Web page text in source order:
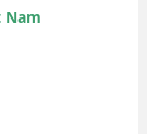
Nam